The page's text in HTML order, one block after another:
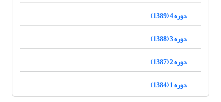
دوره 4 (1389)
دوره 3 (1388)
دوره 2 (1387)
دوره 1 (1384)